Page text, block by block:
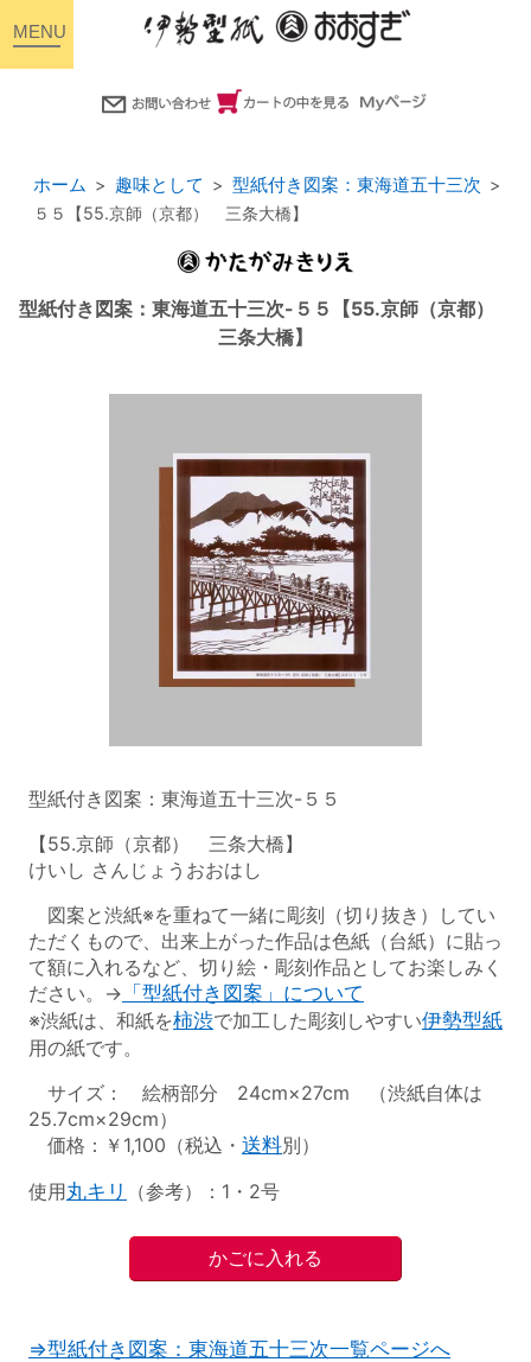
ホーム 趣味として 型紙付き図案：東海道五十三次
５５【55.京師（京都） 三条大橋】
型紙付き図案：東海道五十三次-５５【55.京師（京都）
三条大橋】
型紙付き図案：東海道五十三次-５５
【55.京師（京都） 三条大橋】
けいし さんじょうおおはし
図案と渋紙※を重ねて一緒に彫刻（切り抜き）してい
ただくもので、出来上がった作品は色紙（台紙）に貼っ
て額に入れるなど、切り絵・彫刻作品としてお楽しみく
ださい。→ 「型紙付き図案」について
※渋紙は、和紙を柿渋で加工した彫刻しやすい伊勢型紙
用の紙です。
サイズ： 絵柄部分 24cm×27cm （渋紙自体は
25.7cm×29cm）
価格：￥1,100（税込・ 送料別）
使用丸キリ （参考）：1・2号
⇒型紙付き図案：東海道五十三次一覧ページへ
toggle
navigation